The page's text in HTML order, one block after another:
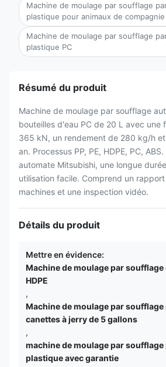
Machine de moulage par soufflage
plastique pour animaux de compagnie
Machine de moulage par soufflage
plastique PC
Résumé du produit
Machine de moulage par soufflage
bouteilles d'eau PC de 20 L avec une
365 kN, un rendement de 280 kg/h
an. Processus PP, PE, HDPE, PC,
automate Mitsubishi, une longue
utilisation facile. Comprend un
machines et une inspection vidéo.
Détails du produit
Mettre en évidence:
Machine de moulage par soufflage
HDPE
,
Machine de moulage par
canettes à jerry de 5 gallons
,
machine de moulage par
plastique avec garantie